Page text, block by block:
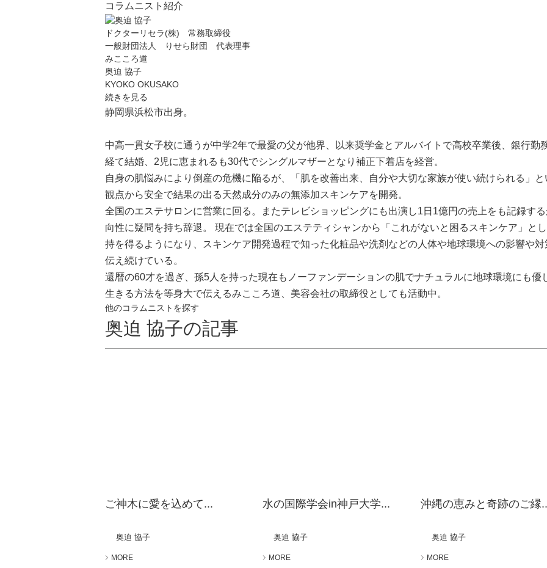
コラムニスト紹介
ドクターリセラ(株) 常務取締役
一般財団法人 りせら財団 代表理事
みこころ道
奥迫 協子
KYOKO OKUSAKO
続きを見る
静岡県浜松市出身。
中高一貫女子校に通うが中学2年で最愛の父が他界、以来奨学金とアルバイトで高校卒業後、銀行勤
経て結婚、2児に恵まれるも30代でシングルマザーとなり補正下着店を経営。
自身の肌悩みにより倒産の危機に陥るが、「肌を改善出来、自分や大切な家族が使い続けられる」と
観点から安全で結果の出る天然成分のみの無添加スキンケアを開発。
全国のエステサロンに営業に回る。またテレビショッピングにも出演し1日1億円の売上をも記録す
向性に疑問を持ち辞退。 現在では全国のエステティシャンから「これがないと困るスキンケア」と
持を得るようになり、スキンケア開発過程で知った化粧品や洗剤などの人体や地球環境への影響や対
伝え続けている。
還暦の60才を過ぎ、孫5人を持った現在もノーファンデーションの肌でナチュラルに地球環境にも優
生きる方法を等身大で伝えるみこころ道、美容会社の取締役としても活動中。
他のコラムニストを探す
奥迫 協子の記事
ご神木に愛を込めて...
奥迫 協子
MORE
水の国際学会in神戸大学...
奥迫 協子
MORE
沖縄の恵みと奇跡のご縁
奥迫 協子
MORE